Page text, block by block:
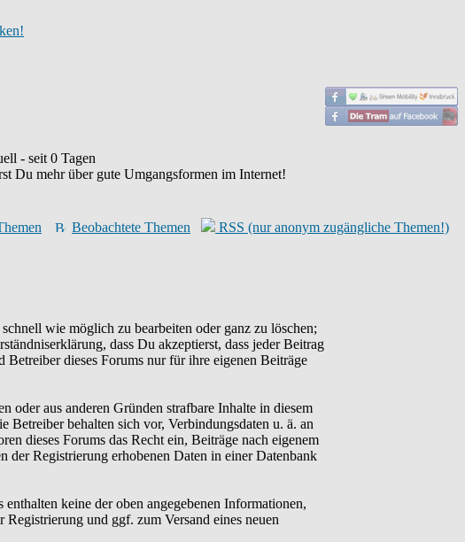
- seit 0 Tagen
Du mehr über gute Umgangsformen im Internet!
Beobachtete Themen RSS (nur anonym zugängliche Themen!)
wie möglich zu bearbeiten oder ganz zu löschen;
dass Du akzeptierst, dass jeder Beitrag
dieses Forums nur für ihre eigenen Beiträge
oder aus anderen Gründen strafbare Inhalte in diesem
Betreiber behalten sich vor, Verbindungsdaten u. ä. an
dieses Forums das Recht ein, Beiträge nach eigenem
der Registrierung erhobenen Daten in einer Datenbank
keine der oben angegebenen Informationen,
und ggf. zum Versand eines neuen